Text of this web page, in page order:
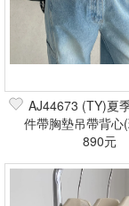
AJ44673 (TY)夏
件帶胸墊吊帶背心
890元